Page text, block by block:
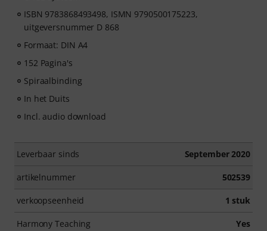
ISBN 9783868493498, ISMN 9790500175223,
uitgeversnummer D 868
Formaat: DIN A4
152 Pagina's
Spiraalbinding
In het Duits
Incl. audio download
Leverbaar sinds September 2020
artikelnummer 502539
verkoopseenheid 1 stuk
Harmony Teaching Yes